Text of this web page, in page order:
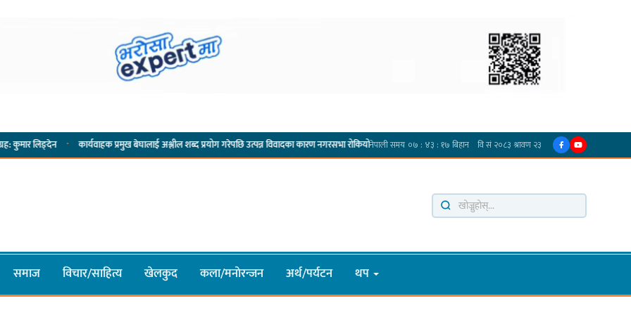
· कार्यवाहक प्रमुख बेघालाई अश्लील शब्द प्रयोग गरेपछि उत्पन्न विवादका कारण नगरसभा रोकियो · प्रदेश अधिकार विहीन भएकोले सरकार फेरबदल गर्न दलहरूलाई अस्थिरताको खेल सजिलो :
समाज विचार/साहित्य खेलकुद कला/मनाेरन्जन अर्थ/पर्यटन थप